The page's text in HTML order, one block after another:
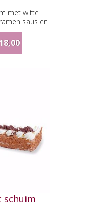
met witte
saus en
schuim